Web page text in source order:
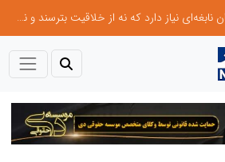
آینده پوشاک ایران به مدیران نابغه‌ای نیاز دارد که نه از خلاقیت بترسند و نه بروکراسی